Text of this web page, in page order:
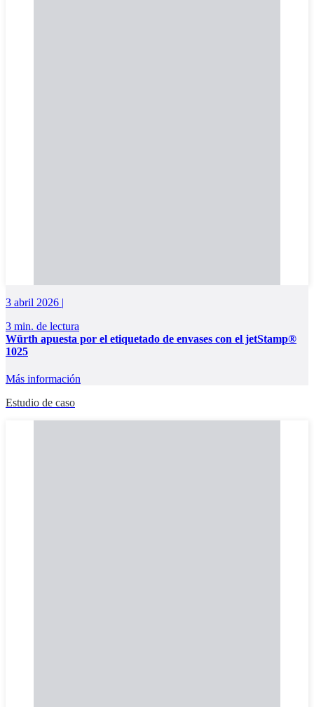
3 abril 2026 |
3 min. de lectura
Würth apuesta por el etiquetado de envases con el jetStamp®
1025
Más información
Estudio de caso